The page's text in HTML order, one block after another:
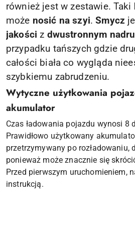
również jest w zestawie. Taki
może nosić na szyi.Smycz
jakości z dwustronnym
przypadku tańszych gdzie
całości biała co wygląda
szybkiemu zabrudzeniu.
Wytyczne użytkowania
akumulator
Czas ładowania pojazdu wynosi 8
Prawidłowo użytkowany
przetrzymywany po rozładowaniu,
ponieważ może znacznie się
Przed pierwszym uruchomieniem,
instrukcją.